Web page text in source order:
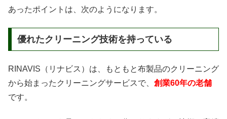
あったポイントは、次のようになります。
優れたクリーニング技術を持っている
RINAVIS（リナビス）は、もともと布製品のクリーニング
から始まったクリーニングサービスで、 創業60年の老舗
です。